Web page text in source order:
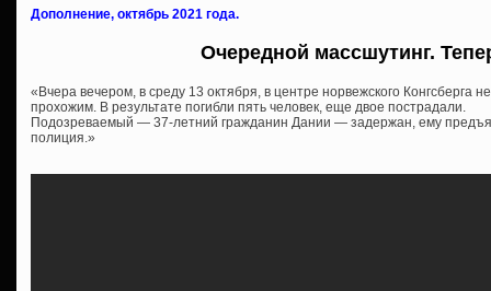
Дополнение, октябрь 2021 года.
Очередной массшутинг.
«Вчера вечером, в среду 13 октября, в центре норвежского Конгсберга
прохожим. В результате погибли пять человек, еще двое пострадали.
Подозреваемый — 37-летний гражданин Дании — задержан, ему
полиция.»